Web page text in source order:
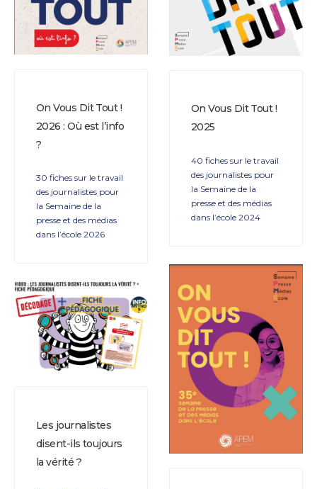
On Vous Dit Tout !
2026 : Où est l’info
?
30 fiches sur le travail
des journalistes pour
la Semaine de la
presse et des médias
dans l’école 2026
On Vous Dit Tout !
2025
40 fiches sur le travail
des journalistes pour
la Semaine de la
presse et des médias
dans l’école 2024
Les journalistes
disent-ils toujours
la vérité ?